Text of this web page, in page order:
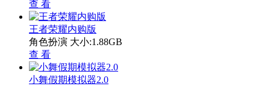
查 看
王者荣耀内购版
角色扮演 大小:1.88GB
查 看
小舞假期模拟器2.0